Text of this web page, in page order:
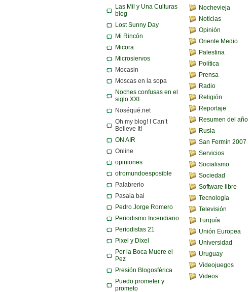
Las Mil y Una Culturas
blog
Lost Sunny Day
Mi Rincón
Micora
Microsiervos
Mocasin
Moscas en la sopa
Noches confusas en el
siglo XXI
Noséqué.net
Oh my blog! I Can’t
Believe It!
ON AIR
Online
opiniones
otromundoesposible
Palabrerio
Pasaia bai
Pedro Jorge Romero
Periodismo Incendiario
Periodistas 21
Pixel y Dixel
Por la Boca Muere el
Pez
Presión Blogosférica
Puedo prometer y
prometo
Nochevieja
Noticias
Opinión
Oriente Medio
Palestina
Política
Prensa
Radio
Religión
Reportaje
Resumen del año
Rusia
San Fermín 2007
Servicios
Socialismo
Sociedad
Software libre
Tecnología
Televisión
Turquía
Unión Europea
Universidad
Uruguay
Videojuegos
Videos